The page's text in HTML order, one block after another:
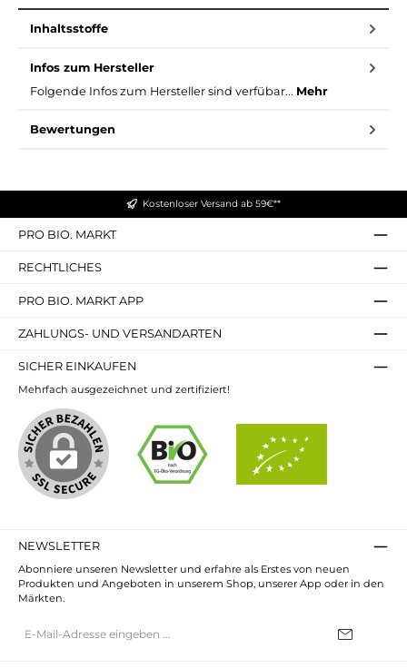
Inhaltsstoffe
Infos zum Hersteller
Folgende Infos zum Hersteller sind verfübar... Mehr
Bewertungen
Kostenloser Versand ab 59€**
PRO BIO. MARKT
RECHTLICHES
PRO BIO. MARKT APP
ZAHLUNGS- UND VERSANDARTEN
SICHER EINKAUFEN
Mehrfach ausgezeichnet und zertifiziert!
NEWSLETTER
Abonniere unseren Newsletter und erfahre als Erstes von neuen
Produkten und Angeboten in unserem Shop, unserer App oder in den
Märkten.
Mail-